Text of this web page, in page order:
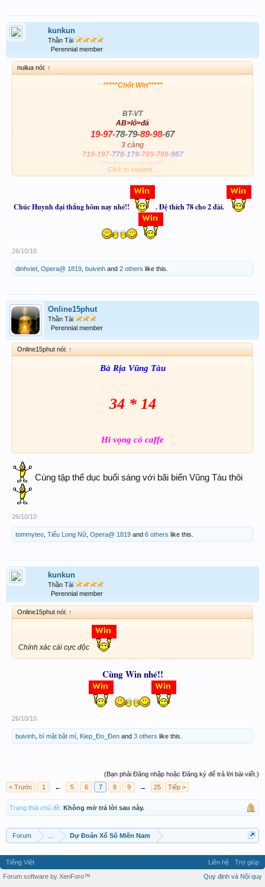
kunkun
Thần Tài
Perennial member
nuilua nói: ↑
*****Chốt Win*****
BT-VT
AB>lô>đá
19-97-78-79-89-98-67
3 càng
719-197-778-179-789-798-967
**cặp cực mạnh**
99
199-799-899-999
Chúc ACE một ngày Win to
Click to expand...
Chúc Huynh đại thắng hôm nay nhé!! . Đệ thích 78 cho 2 đài.
26/10/10
dinhviet Opera@ 1819 buivinh and 2 others like this.
Online15phut
Thần Tài
Perennial member
Online15phut nói: ↑
Bà Rịa Vũng Tàu
34 * 14
Hi vọng có caffe
Cùng tập thể dục buổi sáng với bãi biển Vũng Tàu thôi
26/10/10
tommyteo Tiểu Long Nữ Opera@ 1819 and 6 others like this.
kunkun
Thần Tài
Perennial member
Online15phut nói: ↑
Chính xác cái cực độc
Cùng Win nhé!!
26/10/10
buivinh bí mật bật mí Kiep_Đo_Đen and 3 others like this.
(Bạn phải Đăng nhập hoặc Đăng ký để trả lời bài viết.)
< Trước
1 ← 5 6 7 8 9 → 25 Tiếp >
Trạng thái chủ đề: Không mở trả lời sau này.
Forum Dự Đoán Xổ Số Miền Nam
Tiếng Việt Liên hệ
Trợ giúp
Quy định và Nội quy
Forum software by XenForo™